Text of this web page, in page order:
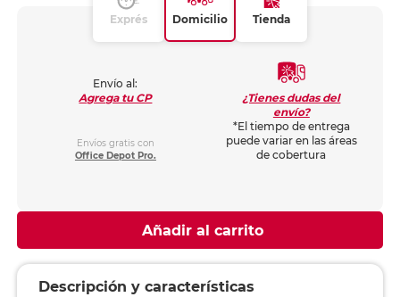
Exprés Domicilio Tienda
Envío al:
Agrega tu CP
Envíos gratis con
Office Depot Pro.
¿Tienes dudas del
envío?
*El tiempo de entrega
puede variar en las áreas
de cobertura
Añadir al carrito
Descripción y características